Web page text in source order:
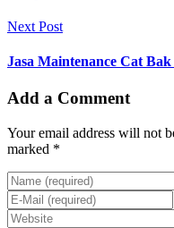
Next Post
Jasa Maintenance Cat
Add a Comment
Your email address will not
marked *